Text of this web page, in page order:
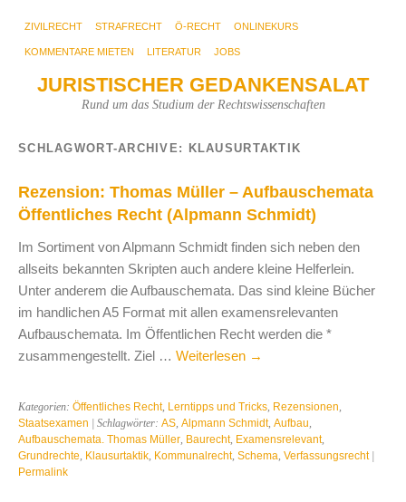
ZIVILRECHT STRAFRECHT Ö-RECHT ONLINEKURS
KOMMENTARE MIETEN LITERATUR JOBS
JURISTISCHER GEDANKENSALAT
Rund um das Studium der Rechtswissenschaften
SCHLAGWORT-ARCHIVE: KLAUSURTAKTIK
Rezension: Thomas Müller – Aufbauschemata
Öffentliches Recht (Alpmann Schmidt)
Im Sortiment von Alpmann Schmidt finden sich neben den
allseits bekannten Skripten auch andere kleine Helferlein.
Unter anderem die Aufbauschemata. Das sind kleine Bücher
im handlichen A5 Format mit allen examensrelevanten
Aufbauschemata. Im Öffentlichen Recht werden die *
zusammengestellt. Ziel … Weiterlesen →
Kategorien: Öffentliches Recht, Lerntipps und Tricks, Rezensionen,
Staatsexamen | Schlagwörter: AS, Alpmann Schmidt, Aufbau,
Aufbauschemata. Thomas Müller, Baurecht, Examensrelevant,
Grundrechte, Klausurtaktik, Kommunalrecht, Schema, Verfassungsrecht|
Permalink